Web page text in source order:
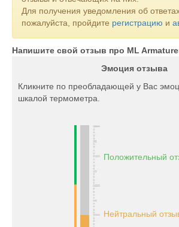
Для получения уведомления об
пожалуйста, пройдите регистрацию и
Напишите свой отзыв про ML
Эмоция отзыва
Кликните по преобладающей у Вас
шкалой термометра.
Положительный
Нейтральный